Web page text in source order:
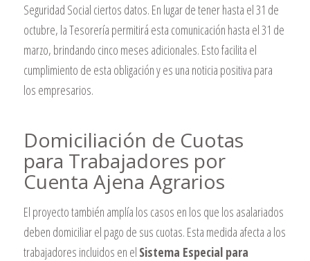
Seguridad Social ciertos datos. En lugar de tener hasta el 31 de
octubre, la Tesorería permitirá esta comunicación hasta el 31 de
marzo, brindando cinco meses adicionales. Esto facilita el
cumplimiento de esta obligación y es una noticia positiva para
los empresarios.
Domiciliación de Cuotas
para Trabajadores por
Cuenta Ajena Agrarios
El proyecto también amplía los casos en los que los asalariados
deben domiciliar el pago de sus cuotas. Esta medida afecta a los
trabajadores incluidos en el Sistema Especial para